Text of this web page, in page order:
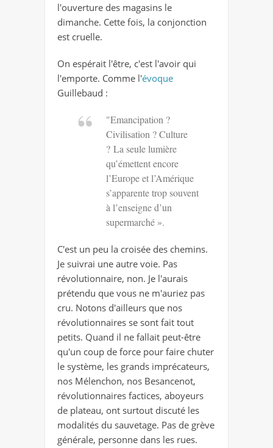
l'ouverture des magasins le
dimanche. Cette fois, la conjonction
est cruelle.
On espérait l'être, c'est l'avoir qui
l'emporte. Comme l'évoque
Guillebaud :
"Emancipation ?
Civilisation ? Culture
? La seule lumière
qu’émettent encore
l’Europe et l’Amérique
s’apparente trop souvent
à l’enseigne d’un
supermarché ».
C'est un peu la croisée des chemins.
Je suivrai une autre voie. Pas
révolutionnaire, non. Je l'aurais
prétendu que vous ne m'auriez pas
cru. Notons d'ailleurs que nos
révolutionnaires se sont fait tout
petits. Quand il ne fallait peut-être
qu'un coup de force pour faire chuter
le système, les grands imprécateurs,
nos Mélenchon, nos Besancenot,
révolutionnaires factices, aboyeurs
de plateau, ont surtout discuté les
modalités du sauvetage. Pas de grève
générale, personne dans les rues.